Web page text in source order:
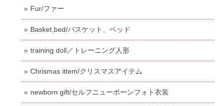
Fur/ファー
Basket,bed/バスケット、ベッド
training doll／トレーニング人形
Chrismas ittem/クリスマスアイテム
newborn gift/セルフニューボーンフォト衣装